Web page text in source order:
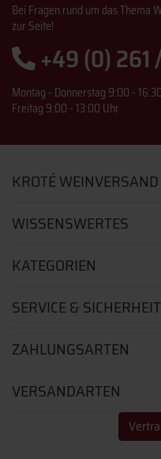
Bei Fragen rund um das Thema
zur Seite!
+49 (0) 261
Montag - Donnerstag 9:00 -
Freitag 9:00 - 13:00 Uhr
KROTÉ WEINVERSAND
WISSENSWERTES
KATEGORIEN
SERVICE & SICHERHEIT
ZAHLUNGSARTEN
VERSANDARTEN